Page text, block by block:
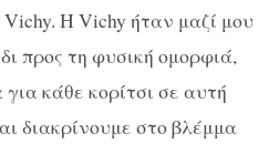
Vichy. Η Vichy ήταν μαζί μου
προς τη φυσική ομορφιά,
κάθε κορίτσι σε αυτή
διακρίνουμε στο βλέμμα